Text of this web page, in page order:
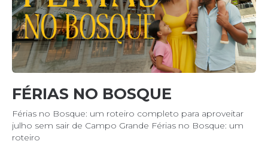
FÉRIAS NO BOSQUE
Férias no Bosque: um roteiro completo para aproveitar
julho sem sair de Campo Grande Férias no Bosque: um
roteiro